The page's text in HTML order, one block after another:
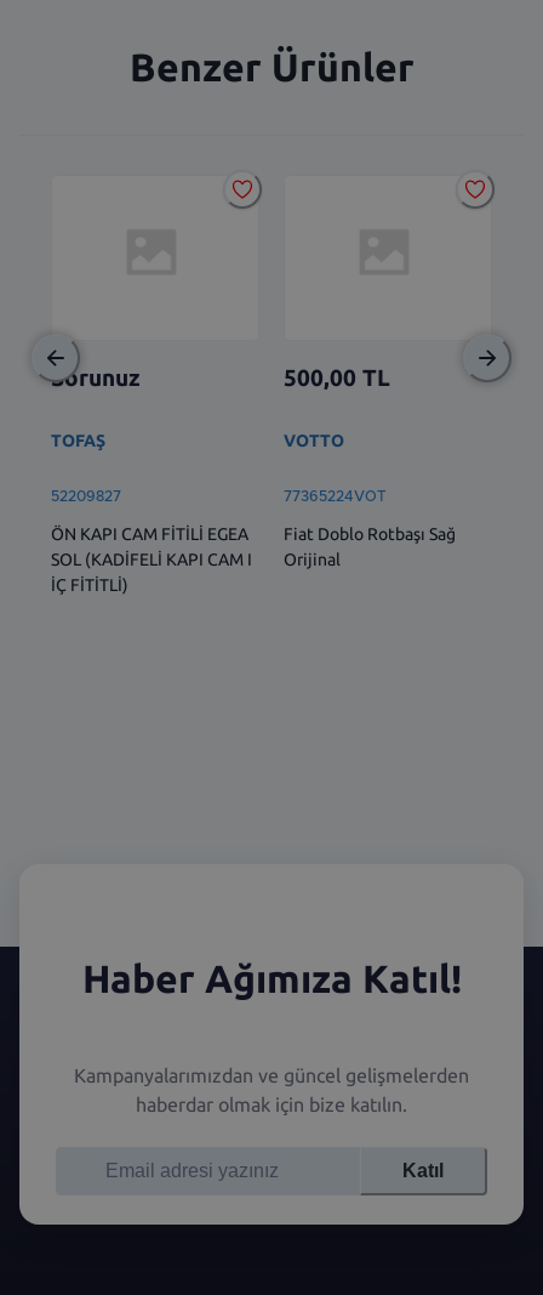
Benzer Ürünler
Sorunuz
TOFAŞ
52209827
ÖN KAPI CAM FİTİLİ EGEA
SOL (KADİFELİ KAPI CAM I
İÇ FİTİTLİ)
500,00 TL
VOTTO
77365224VOT
Fiat Doblo Rotbaşı Sağ
Orijinal
Haber Ağımıza Katıl!
Kampanyalarımızdan ve güncel gelişmelerden
haberdar olmak için bize katılın.
Katıl